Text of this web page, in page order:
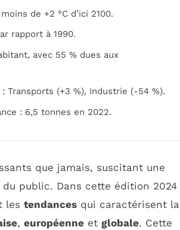
de +2 °C d’ici 2100.
rapport à 1990.
avec 55 % dues aux
Transports (+3 %), Industrie (-54 %).
: 6,5 tonnes en 2022.
que jamais, suscitant une
public. Dans cette édition 2024
les tendances qui caractérisent la
, européenne et globale. Cette